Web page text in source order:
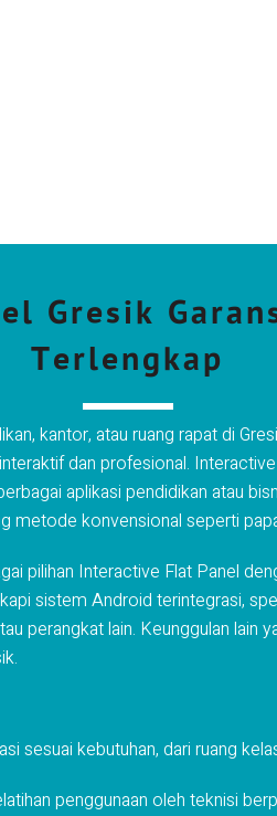
Gresik
Terlengkap
kantor, atau ruang rapat di
dan profesional.
aplikasi pendidikan atau
metode konvensional seperti
pilihan Interactive Flat Panel
sistem Android terintegrasi,
lain. Keunggulan lain
sesuai kebutuhan, dari ruang
penggunaan oleh teknisi